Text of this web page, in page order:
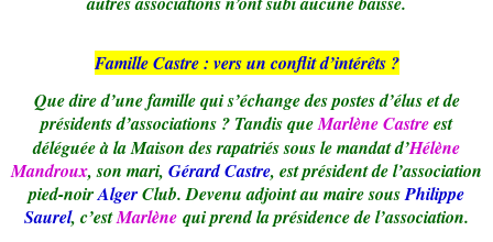
Famille Castre : vers un conflit d’intérêts ?
Que dire d’une famille qui s’échange des postes d’élus et de
présidents d’associations ? Tandis queMarlène Castreest
déléguée à la Maison des rapatriés sous le mandat d’Hélène
Mandroux, son mari, Gérard Castre, est président de l’association
pied-noirAlgerClub. Devenu adjoint au maire sousPhilippe
Saurel, c’estMarlène qui prend la présidence de l’association.